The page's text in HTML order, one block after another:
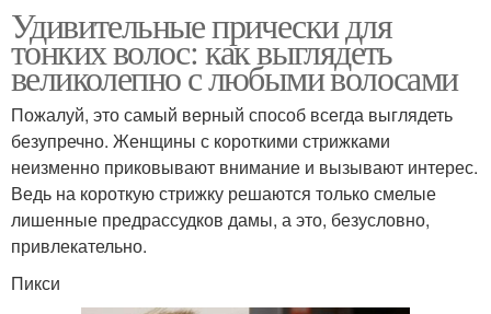
Удивительные прически для
тонких волос: как выглядеть
великолепно с любыми волосами
Пожалуй, это самый верный способ всегда выглядеть
безупречно. Женщины с короткими стрижками
неизменно приковывают внимание и вызывают интерес.
Ведь на короткую стрижку решаются только смелые
лишенные предрассудков дамы, а это, безусловно,
привлекательно.
Пикси